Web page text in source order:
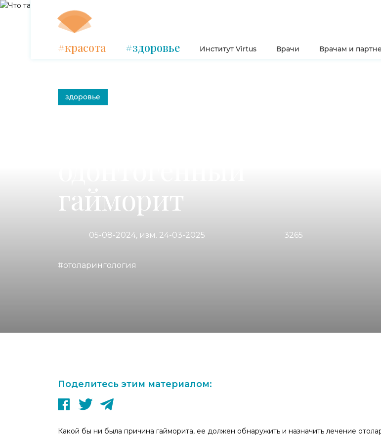
#красота #здоровье Институт Virtus Врачи Врачам и
здоровье
гайморит
#отоларингология
05-08-2024, изм. 24-03-2025 3265
Поделитесь этим материалом:
Какой бы ни была причина гайморита, ее должен обнаружить и назначить лечение